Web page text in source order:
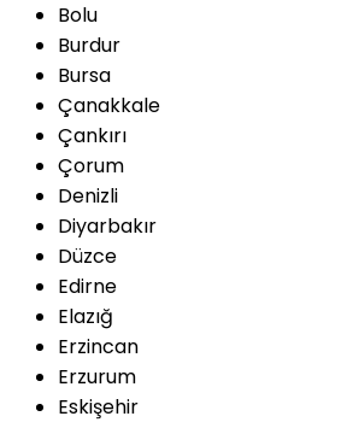
Bolu
Burdur
Bursa
Çanakkale
Çankırı
Çorum
Denizli
Diyarbakır
Düzce
Edirne
Elazığ
Erzincan
Erzurum
Eskişehir